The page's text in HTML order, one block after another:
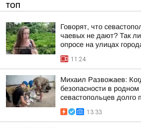
ТОП
Говорят, что
чаевых не дают? Так
опросе на улицах
11:24
Михаил Развожаев:
безопасности в родном
севастопольцев долго
13:33